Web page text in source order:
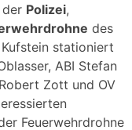
Polizei,
des
stationiert
ABI Stefan
Zott und OV
Feuerwehrdrohne